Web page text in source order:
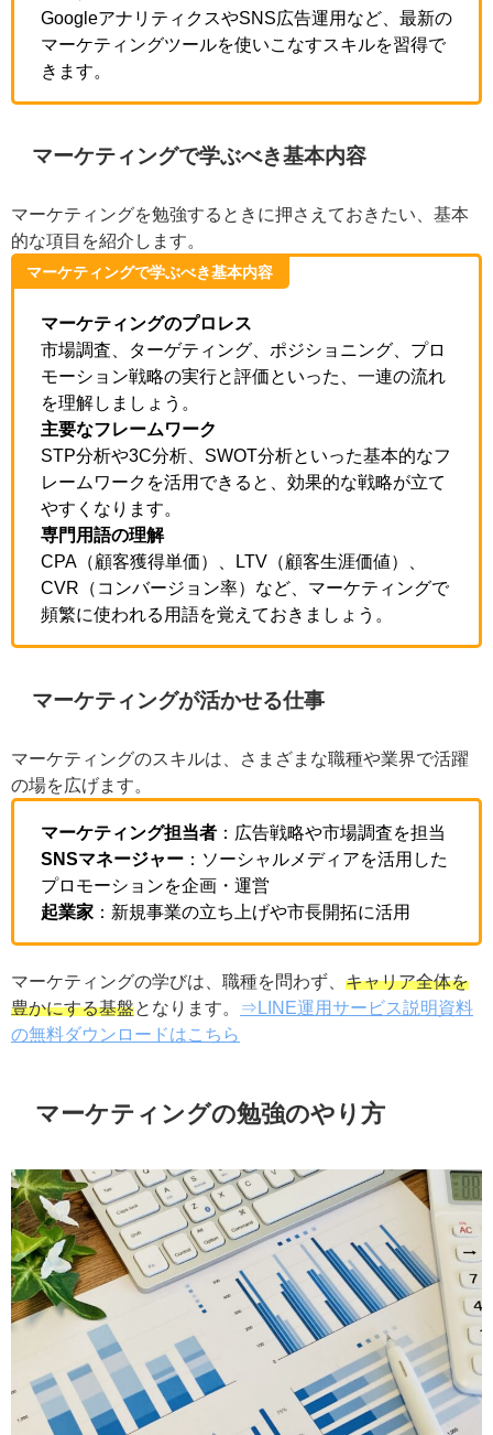
GoogleアナリティクスやSNS広告運用など、最新
のマーケティングツールを使いこなすスキルを習
得できます。
マーケティングで学ぶべき基本内容
マーケティングを勉強するときに押さえておきたい、基
本的な項目を紹介します。
マーケティングで学ぶべき基本内容
マーケティングのプロレス
市場調査、ターゲティング、ポジショニング、プ
ロモーション戦略の実行と評価といった、一連の
流れを理解しましょう。
主要なフレームワーク
STP分析や3C分析、SWOT分析といった基本的な
フレームワークを活用できると、効果的な戦略が
立てやすくなります。
専門用語の理解
CPA（顧客獲得単価）、LTV（顧客生涯価値）、
CVR（コンバージョン率）など、マーケティング
で頻繁に使われる用語を覚えておきましょう。
マーケティングが活かせる仕事
マーケティングのスキルは、さまざまな職種や業界で活
躍の場を広げます。
マーケティング担当者 ：広告戦略や市場調査を担
当
SNSマネージャー ：ソーシャルメディアを活用し
たプロモーションを企画・運営
マーケティングの学びは、職種を問わず、 キャリア全体
を豊かにする基盤
となります。
マーケティングの勉強のやり方